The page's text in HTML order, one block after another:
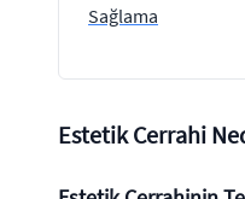
Sağlama
Estetik Cerrahi